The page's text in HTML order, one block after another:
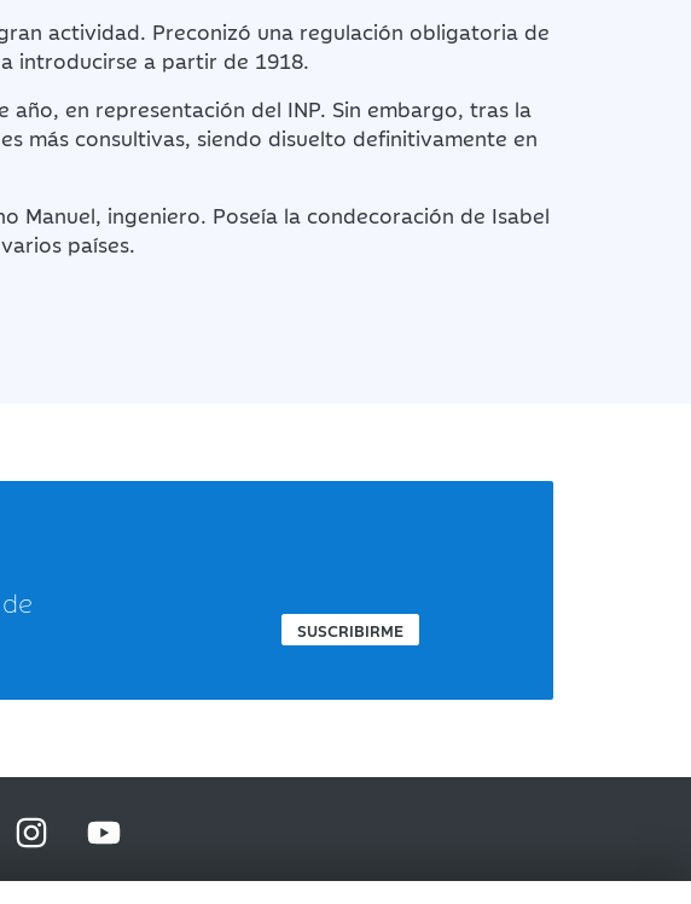
actividad. Preconizó una regulación obligatoria de
introducirse a partir de 1918.
en representación del INP. Sin embargo, tras la
más consultivas, siendo disuelto definitivamente en
Manuel, ingeniero. Poseía la condecoración de Isabel
países.
SUSCRIBIRME